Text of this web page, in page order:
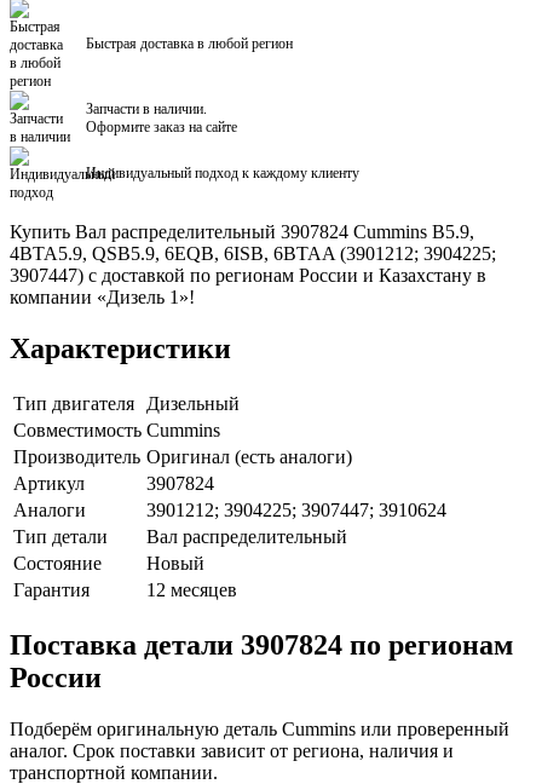
Быстрая доставка в любой регион
Запчасти в наличии.
Оформите заказ на сайте
Индивидуальный подход к каждому клиенту
Купить Вал распределительный 3907824 Cummins B5.9,
4BTA5.9, QSB5.9, 6EQB, 6ISB, 6BTAA (3901212; 3904225;
3907447) с доставкой по регионам России и Казахстану в
компании «Дизель 1»!
Характеристики
Тип двигателя
Дизельный
Совместимость Cummins
Производитель Оригинал (есть аналоги)
Артикул
3907824
Аналоги
3901212; 3904225; 3907447; 3910624
Тип детали
Вал распределительный
Состояние
Новый
Гарантия
12 месяцев
Поставка детали 3907824 по регионам
России
Подберём оригинальную деталь Cummins или проверенный
аналог. Срок поставки зависит от региона, наличия и
транспортной компании.